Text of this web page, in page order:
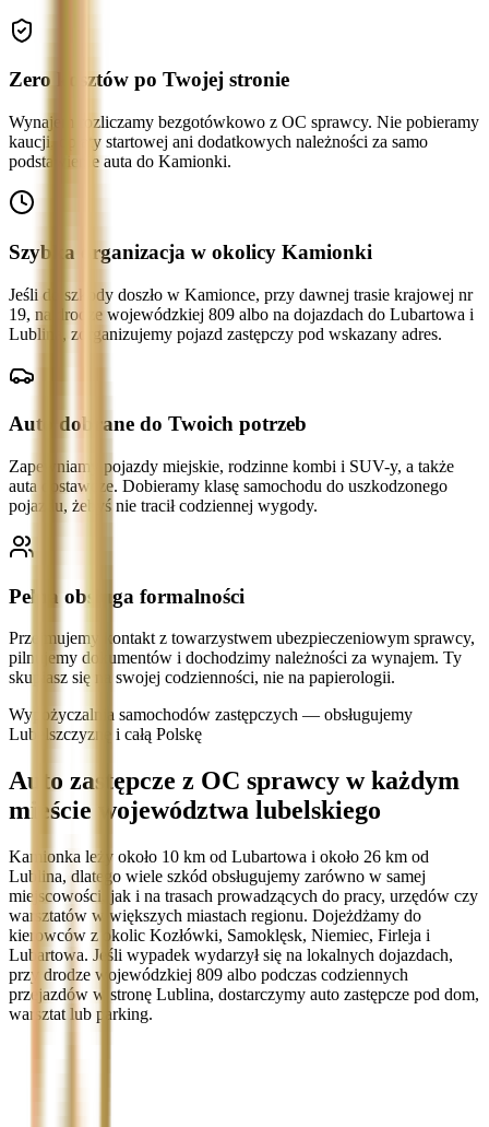
Zero kosztów po Twojej stronie
Wynajem rozliczamy bezgotówkowo z OC sprawcy. Nie pobieramy
kaucji, opłaty startowej ani dodatkowych należności za samo
podstawienie auta do Kamionki.
Szybka organizacja w okolicy Kamionki
Jeśli do szkody doszło w Kamionce, przy dawnej trasie krajowej nr
19, na drodze wojewódzkiej 809 albo na dojazdach do Lubartowa i
Lublina, zorganizujemy pojazd zastępczy pod wskazany adres.
Auto dobrane do Twoich potrzeb
Zapewniamy pojazdy miejskie, rodzinne kombi i SUV-y, a także
auta dostawcze. Dobieramy klasę samochodu do uszkodzonego
pojazdu, żebyś nie tracił codziennej wygody.
Pełna obsługa formalności
Przejmujemy kontakt z towarzystwem ubezpieczeniowym sprawcy,
pilnujemy dokumentów i dochodzimy należności za wynajem. Ty
skupiasz się na swojej codzienności, nie na papierologii.
Wypożyczalnia samochodów zastępczych — obsługujemy
Lubelszczyznę i całą Polskę
Auto zastępcze z OC sprawcy w każdym
mieście województwa lubelskiego
Kamionka leży około 10 km od Lubartowa i około 26 km od
Lublina, dlatego wiele szkód obsługujemy zarówno w samej
miejscowości, jak i na trasach prowadzących do pracy, urzędów czy
warsztatów w większych miastach regionu. Dojeżdżamy do
kierowców z okolic Kozłówki, Samoklęsk, Niemiec, Firleja i
Lubartowa. Jeśli wypadek wydarzył się na lokalnych dojazdach,
przy drodze wojewódzkiej 809 albo podczas codziennych
przejazdów w stronę Lublina, dostarczymy auto zastępcze pod dom,
warsztat lub parking.